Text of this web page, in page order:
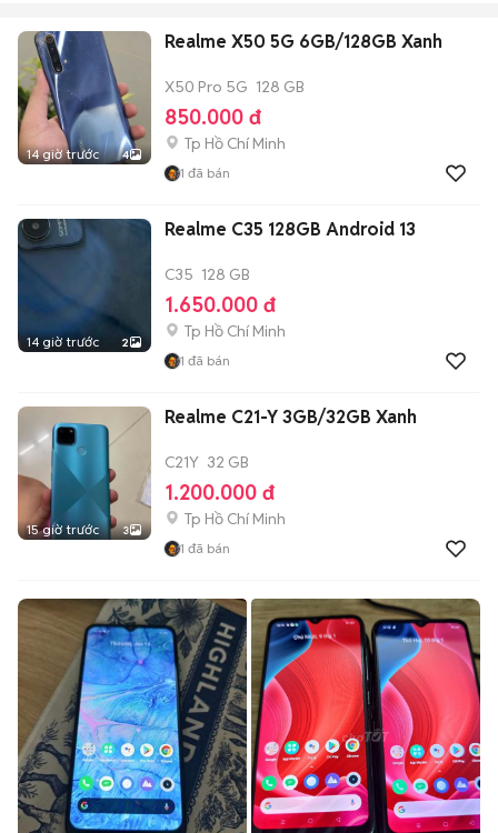
14 giờ trước 4
Realme X50 5G 6GB/128GB Xanh
X50 Pro 5G 128 GB
850.000 đ
Tp Hồ Chí Minh
1 đã bán
14 giờ trước 2
Realme C35 128GB Android 13
C35 128 GB
1.650.000 đ
Tp Hồ Chí Minh
1 đã bán
15 giờ trước 3
Realme C21-Y 3GB/32GB Xanh
C21Y 32 GB
1.200.000 đ
Tp Hồ Chí Minh
1 đã bán